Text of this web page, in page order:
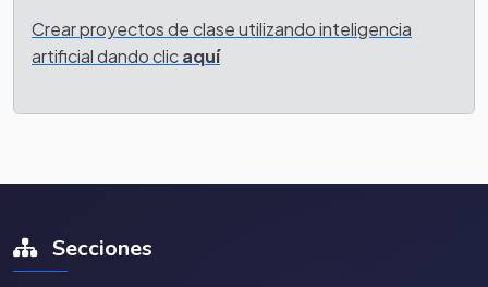
Crear proyectos de clase utilizando inteligencia
artificial dando clicaquí
Secciones